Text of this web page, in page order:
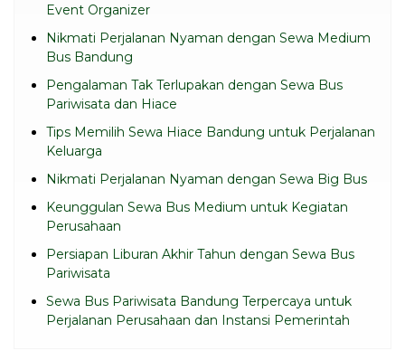
Event Organizer
Nikmati Perjalanan Nyaman dengan Sewa Medium
Bus Bandung
Pengalaman Tak Terlupakan dengan Sewa Bus
Pariwisata dan Hiace
Tips Memilih Sewa Hiace Bandung untuk Perjalanan
Keluarga
Nikmati Perjalanan Nyaman dengan Sewa Big Bus
Keunggulan Sewa Bus Medium untuk Kegiatan
Perusahaan
Persiapan Liburan Akhir Tahun dengan Sewa Bus
Pariwisata
Sewa Bus Pariwisata Bandung Terpercaya untuk
Perjalanan Perusahaan dan Instansi Pemerintah